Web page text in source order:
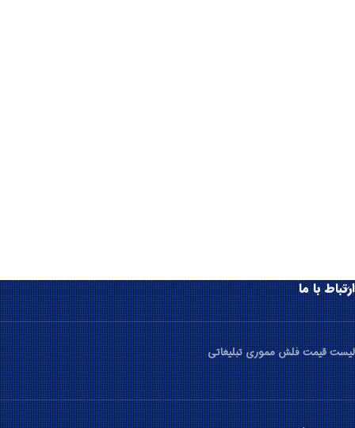
ارتباط با ما
لیست قیمت فلش مموری تبلیغاتی